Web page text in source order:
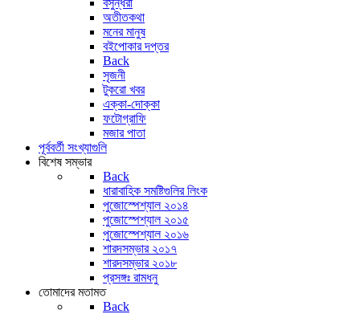
বসুন্ধরা
অতীতকথা
মনের মানুষ
বইপোকার দপ্তর
Back
সৃজনী
টুকরো খবর
এক্কা-দোক্কা
ফটোগ্রাফি
মজার পাতা
পূর্ববর্তী সংখ্যাগুলি
বিশেষ সম্ভার
Back
ধারাবাহিক সমষ্টিগুলির লিংক
পুজোস্পেশ্যাল ২০১৪
পুজোস্পেশ্যাল ২০১৫
পুজোস্পেশ্যাল ২০১৬
শারদসম্ভার ২০১৭
শারদসম্ভার ২০১৮
প্রসঙ্গঃ রামধনু
তোমাদের মতামত
Back